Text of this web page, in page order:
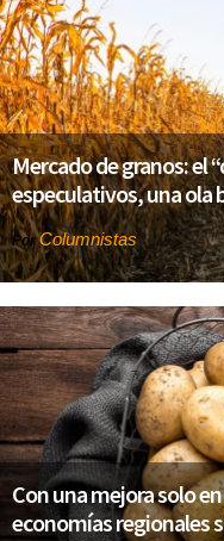
Mercado de granos: el
especulativos, una ola
PorColumnistas
Con una mejora solo
economías regionales